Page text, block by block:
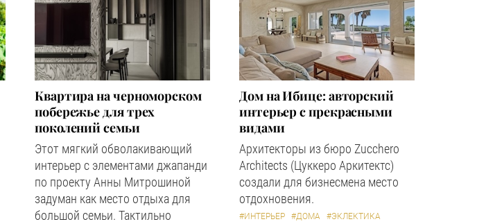
Квартира на черноморском
побережье для трех
поколений семьи
Этот мягкий обволакивающий
интерьер с элементами джапанди
по проекту Анны Митрошиной
задуман как место отдыха для
большой семьи. Тактильно
Дом на Ибице: авторский
интерьер с прекрасными
видами
Архитекторы из бюро Zucchero
Architects (Цуккеро Аркитектс)
создали для бизнесмена место
отдохновения.
#ИНТЕРЬЕР #ДОМА
#ЭКЛЕКТИКА